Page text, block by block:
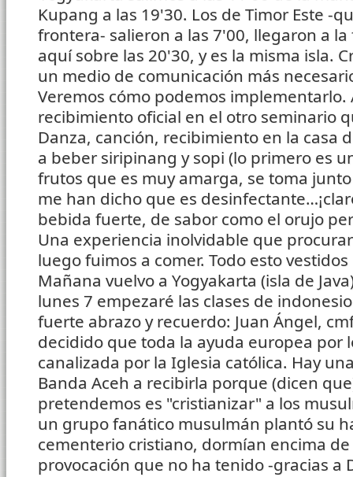
Kupang a las 19'30. Los de Timor Este -
frontera- salieron a las 7'00, llegaron a
aquí sobre las 20'30, y es la misma isla.
un medio de comunicación más
Veremos cómo podemos implementarlo.
recibimiento oficial en el otro seminario
Danza, canción, recibimiento en la casa
a beber siripinang y sopi (lo primero es
frutos que es muy amarga, se toma
me han dicho que es
bebida fuerte, de sabor como el orujo
Una experiencia inolvidable que
luego fuimos a comer. Todo esto
Mañana vuelvo a Yogyakarta (isla de
lunes 7 empezaré las clases de
fuerte abrazo y recuerdo: Juan Ángel,
decidido que toda la ayuda europea por
canalizada por la Iglesia católica. Hay
Banda Aceh a recibirla porque (dicen
pretendemos es "cristianizar" a los
un grupo fanático musulmán plantó su
cementerio cristiano, dormían encima
provocación que no ha tenido -gracias a